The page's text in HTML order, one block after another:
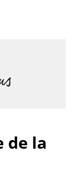
de la